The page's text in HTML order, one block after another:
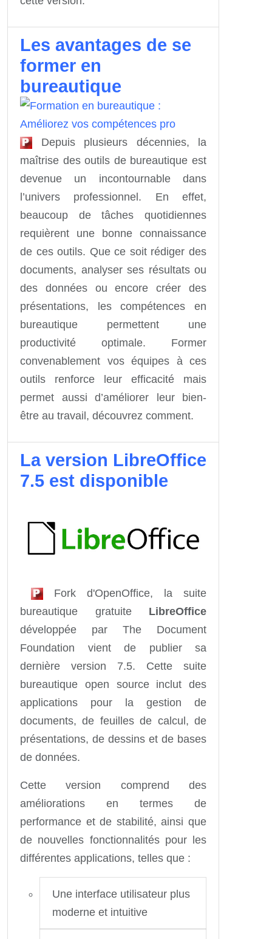
Les avantages de se
former en
bureautique
Depuis plusieurs décennies, la
maîtrise des outils de bureautique est
devenue un incontournable dans
l’univers professionnel. En effet,
beaucoup de tâches quotidiennes
requièrent une bonne connaissance
de ces outils. Que ce soit rédiger des
documents, analyser ses résultats ou
des données ou encore créer des
présentations, les compétences en
bureautique permettent une
productivité optimale. Former
convenablement vos équipes à ces
outils renforce leur efficacité mais
permet aussi d’améliorer leur bien-
être au travail, découvrez comment.
La version LibreOffice
7.5 est disponible
Fork d'OpenOffice, la suite
bureautique gratuite LibreOffice
développée par The Document
Foundation vient de publier sa
dernière version 7.5. Cette suite
bureautique open source inclut des
applications pour la gestion de
documents, de feuilles de calcul, de
présentations, de dessins et de bases
de données.
Cette version comprend des
améliorations en termes de
performance et de stabilité, ainsi que
de nouvelles fonctionnalités pour les
différentes applications, telles que :
Une interface utilisateur plus
moderne et intuitive